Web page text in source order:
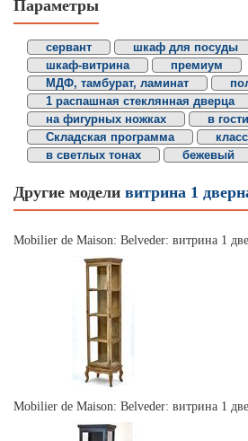
Параметры
сервант
шкаф для посуды
шкаф-витрина
премиум
МДФ, тамбурат, ламинат
1 распашная стеклянная дверца
на фигурных ножках
в
Складская программа
в светлых тонах
бежевый
Другие модели витрина 1
Mobilier de Maison: Belveder: витрина 1
Mobilier de Maison: Belveder: витрина 1